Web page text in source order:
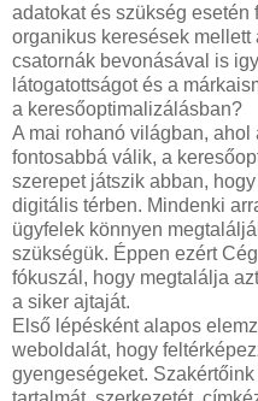
adatokat és szükség esetén
organikus keresések
csatornák bevonásával is
látogatottságot és a
a keresőoptimalizálásban?
A mai rohanó világban,
fontosabbá válik, a
szerepet játszik abban,
digitális térben. Mindenki
ügyfelek könnyen
szükségük. Éppen ezért
fókuszál, hogy megtalálja
a siker ajtaját.
Első lépésként alapos
weboldalát, hogy
gyengeségeket.